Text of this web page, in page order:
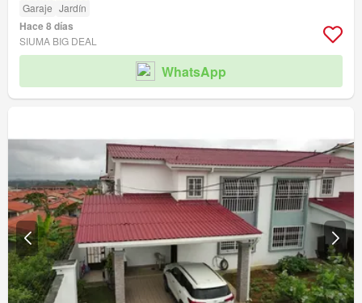
Garaje Jardín
Hace 8 días
SIUMA BIG DEAL
WhatsApp